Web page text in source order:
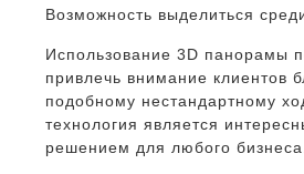
Возможность выделиться
Использование 3D панорамы
привлечь внимание клиентов
подобному нестандартному
технология является
решением для любого бизнеса.